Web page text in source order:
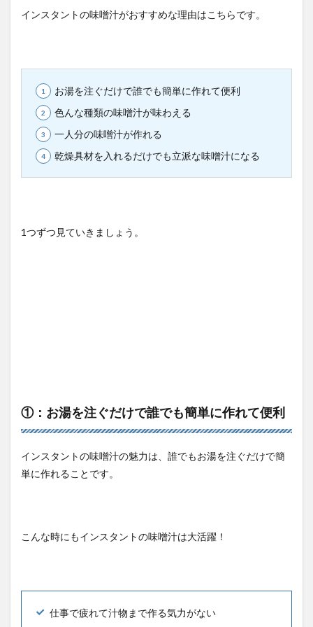
インスタントの味噌汁がおすすめな理由はこちらです。
お湯を注ぐだけで誰でも簡単に作れて便利
色んな種類の味噌汁が味わえる
一人分の味噌汁が作れる
乾燥具材を入れるだけでも立派な味噌汁になる
1つずつ見ていきましょう。
①：お湯を注ぐだけで誰でも簡単に作れて便利
インスタントの味噌汁の魅力は、誰でもお湯を注ぐだけで簡
単に作れることです。
こんな時にもインスタントの味噌汁は大活躍！
仕事で疲れて汁物まで作る気力がない